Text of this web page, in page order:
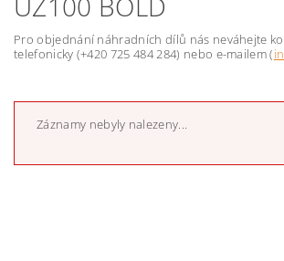
Pro objednání náhradních dílů nás neváhejte
telefonicky (+420 725 484 284) nebo e-mailem (
Záznamy nebyly nalezeny...